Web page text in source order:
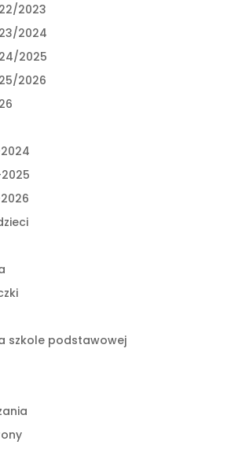
2023
2024
2025
2026
szkole podstawowej